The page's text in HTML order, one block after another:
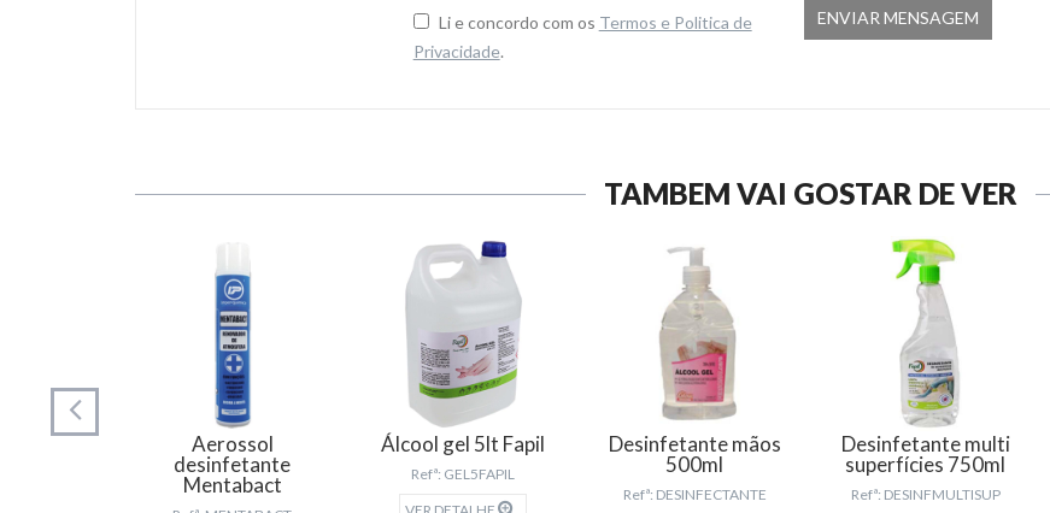
Li e concordo com os Termos e Politica de
Privacidade.
TAMBÉM VAI GOSTAR DE VER
Aerossol
desinfetante
Mentabact
Álcool gel 5lt Fapil
Refª: GEL5FAPIL
Desinfetante mãos
500ml
Refª: DESINFECTANTE
Desinfetante multi
superfícies 750ml
Refª: DESINFMULTISUP